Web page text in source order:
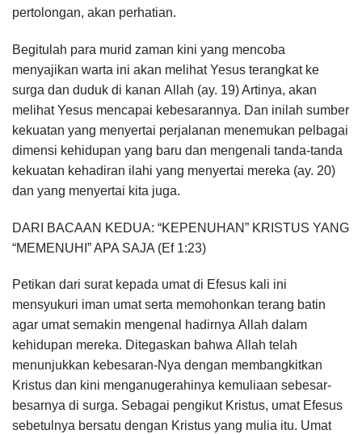
pertolongan, akan perhatian.
Begitulah para murid zaman kini yang mencoba
menyajikan warta ini akan melihat Yesus terangkat ke
surga dan duduk di kanan Allah (ay. 19) Artinya, akan
melihat Yesus mencapai kebesarannya. Dan inilah sumber
kekuatan yang menyertai perjalanan menemukan pelbagai
dimensi kehidupan yang baru dan mengenali tanda-tanda
kekuatan kehadiran ilahi yang menyertai mereka (ay. 20)
dan yang menyertai kita juga.
DARI BACAAN KEDUA: “KEPENUHAN” KRISTUS YANG
“MEMENUHI” APA SAJA (Ef 1:23)
Petikan dari surat kepada umat di Efesus kali ini
mensyukuri iman umat serta memohonkan terang batin
agar umat semakin mengenal hadirnya Allah dalam
kehidupan mereka. Ditegaskan bahwa Allah telah
menunjukkan kebesaran-Nya dengan membangkitkan
Kristus dan kini menganugerahinya kemuliaan sebesar-
besarnya di surga. Sebagai pengikut Kristus, umat Efesus
sebetulnya bersatu dengan Kristus yang mulia itu. Umat